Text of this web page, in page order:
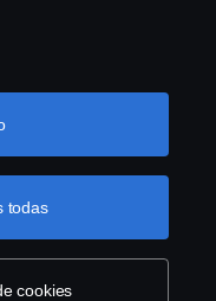
cookies
todas